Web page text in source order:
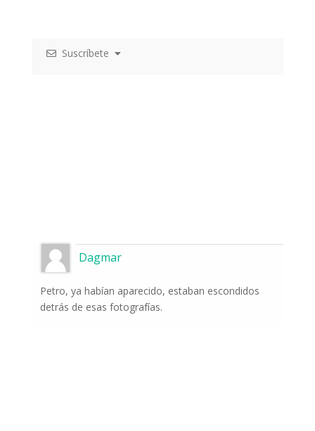
Suscríbete
Dagmar
Petro, ya habían aparecido, estaban escondidos
detrás de esas fotografías.